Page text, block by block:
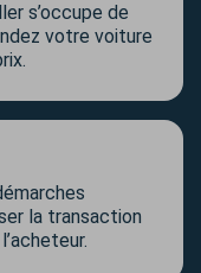
s’occupe de
votre voiture
la transaction